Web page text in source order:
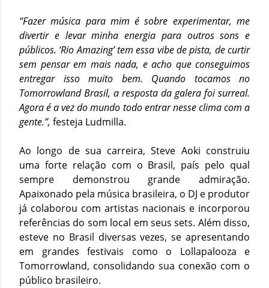
“Fazer música para mim é sobre experimentar, me
divertir e levar minha energia para outros sons e
públicos. ‘Rio Amazing’ tem essa vibe de pista, de curtir
sem pensar em mais nada, e acho que conseguimos
entregar isso muito bem. Quando tocamos no
Tomorrowland Brasil, a resposta da galera foi surreal.
Agora é a vez do mundo todo entrar nesse clima com a
gente.”, festeja Ludmilla.
Ao longo de sua carreira, Steve Aoki construiu
uma forte relação com o Brasil, país pelo qual
sempre demonstrou grande admiração.
Apaixonado pela música brasileira, o DJ e produtor
já colaborou com artistas nacionais e incorporou
referências do som local em seus sets. Além disso,
esteve no Brasil diversas vezes, se apresentando
em grandes festivais como o Lollapalooza e
Tomorrowland, consolidando sua conexão com o
público brasileiro.